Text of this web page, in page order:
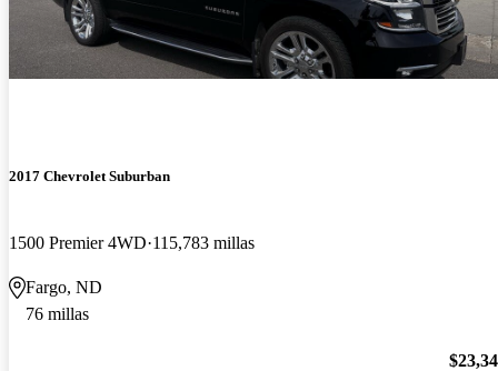
2017 Chevrolet Suburban
1500 Premier 4WD 115,783 millas
Fargo, ND
76 millas